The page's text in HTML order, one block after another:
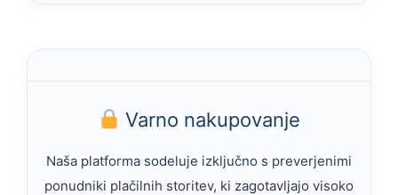
Varno nakupovanje
Naša platforma sodeluje izključno s preverjenimi
ponudniki plačilnih storitev, ki zagotavljajo visoko